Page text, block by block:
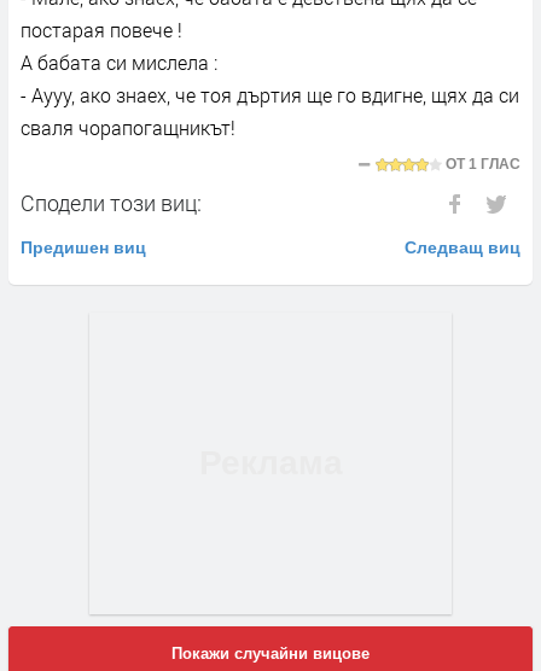
постарая повече !
А бабата си мислела :
- Аууу, ако знаех, че тоя дъртия ще го вдигне, щях да си
сваля чорапогащникът!
ОТ1 ГЛАС
Сподели този виц:
Предишен виц Следващ виц
Покажи случайни вицове